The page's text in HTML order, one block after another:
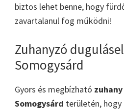
biztos lehet benne, hogy
zavartalanul fog működni!
Zuhanyzó
Somogysárd
Gyors és megbízható
Somogysárd területén, hogy